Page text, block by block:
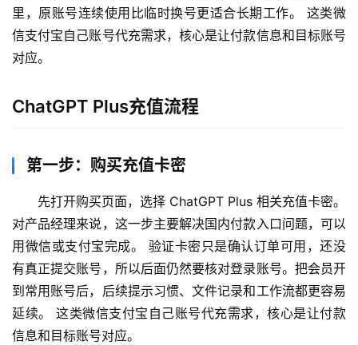
里，原账号连续使用比临时换号更适合长期工作。 这类微
信支付宝自己账号代充需求，核心是让付款信息和目标账号
对应。
ChatGPT Plus充值流程
第一步：购买充值卡密
先打开购买页面，选择 ChatGPT Plus 相关充值卡密。
对产品经理来说，这一步主要解决国内付款入口问题，可以
用微信或支付宝完成。 验证卡密只是确认订单可用，还没
有真正提交账号，所以后面仍然要核对登录账号。把会员开
到常用账号后，后续提示习惯、文件记录和工作流都更容易
延续。 这类微信支付宝自己账号代充需求，核心是让付款
信息和目标账号对应。